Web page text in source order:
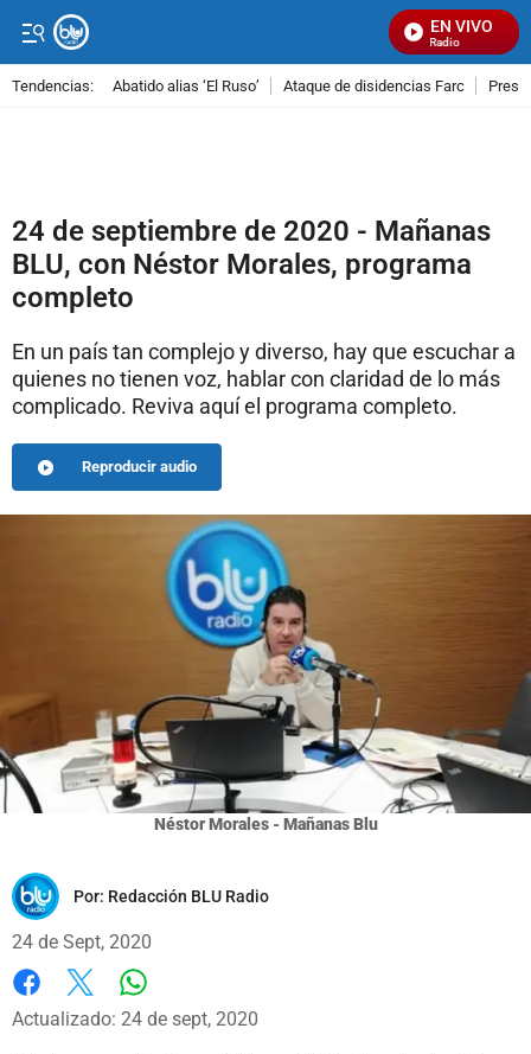
EN VIVO
Señal Visual Radio
Tendencias: Abatido alias ‘El Ruso’ Ataque de disidencias Farc
24 de septiembre de 2020 - Mañanas
BLU, con Néstor Morales, programa
completo
En un país tan complejo y diverso, hay que escuchar a
quienes no tienen voz, hablar con claridad de lo más
complicado. Reviva aquí el programa completo.
Reproducir audio
Néstor Morales - Mañanas Blu
Por: Redacción BLU Radio
24 de Sept, 2020
Facebook
X
Actualizado: 24 de sept, 2020